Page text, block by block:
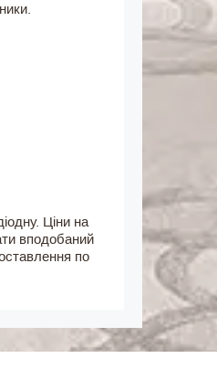
Ціни на
вподобаний
по